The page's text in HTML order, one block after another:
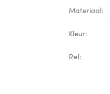
Materiaal:
Kleur:
Ref: